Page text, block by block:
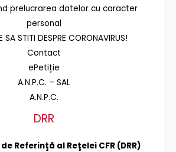
prelucrarea datelor cu caracter
personal
SA STITI DESPRE CORONAVIRUS!
Contact
ePetiție
A.N.P.C. – SAL
A.N.P.C.
DRR
Referinţă al Reţelei CFR (DRR)